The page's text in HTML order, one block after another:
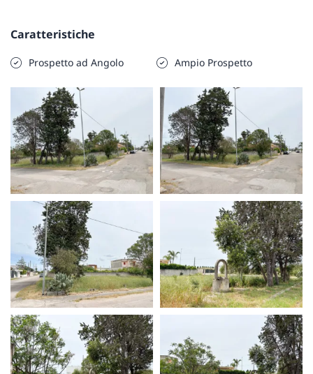
Caratteristiche
Prospetto ad Angolo Ampio Prospetto